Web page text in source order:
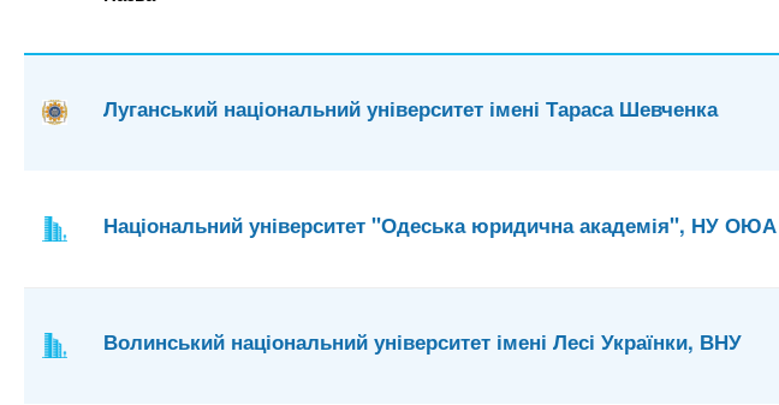
Луганський національний університет імені Тараса Шевченка
Національний університет "Одеська юридична академія", НУ ОЮА
Волинський національний університет імені Лесі Українки, ВНУ